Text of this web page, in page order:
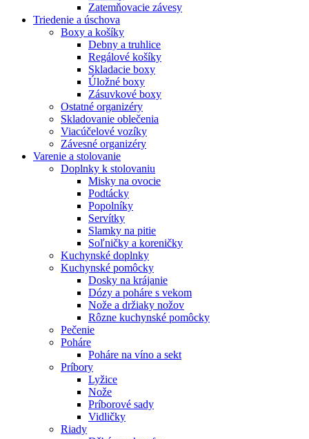
Zatemňovacie závesy
Triedenie a úschova
Boxy a košíky
Debny a truhlice
Regálové košíky
Skladacie boxy
Úložné boxy
Zásuvkové boxy
Ostatné organizéry
Skladovanie oblečenia
Viacúčelové vozíky
Závesné organizéry
Varenie a stolovanie
Doplnky k stolovaniu
Misky na ovocie
Podtácky
Popolníky
Servítky
Slamky na pitie
Soľničky a koreničky
Kuchynské doplnky
Kuchynské pomôcky
Dosky na krájanie
Dózy a poháre s vekom
Nože a držiaky nožov
Rôzne kuchynské pomôcky
Pečenie
Poháre
Poháre na víno a sekt
Príbory
Lyžice
Nože
Príborové sady
Vidličky
Riady